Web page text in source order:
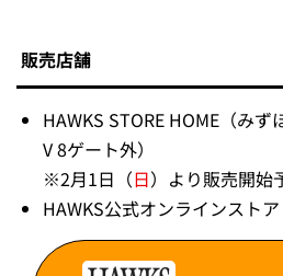
販売店舗
HAWKS STORE HOME（み
V 8ゲート外）
※2月1日（日）より販売開始
HAWKS公式オンラインストア